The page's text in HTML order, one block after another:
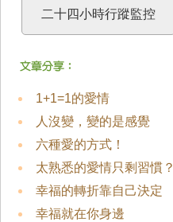
二十四小時行蹤監控
1+1=1的愛情
人沒變，變的是感覺
六種愛的方式！
太熟悉的愛情只剩習慣？
幸福的轉折靠自己決定
幸福就在你身邊